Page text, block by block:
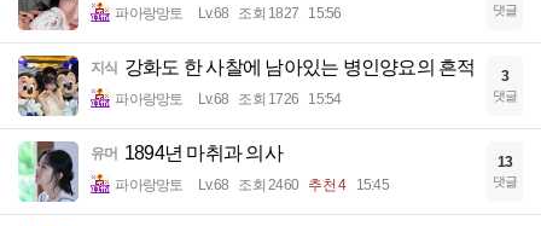
파아랑망토 Lv.68 조회 1827 15:56 댓글
지식 강화도 한 사찰에 남아있는 병인양요의 흔적
파아랑망토 Lv.68 조회 1726 15:54
3
댓글
유머 1894년 마취과 의사
파아랑망토 Lv.68 조회 2460 추천 4 15:45
13
댓글